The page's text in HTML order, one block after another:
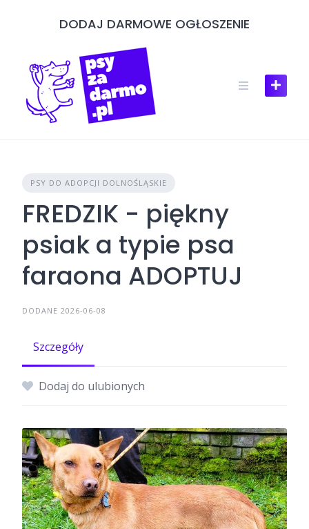
DODAJ DARMOWE OGŁOSZENIE
PSY DO ADOPCJI DOLNOŚLĄSKIE
FREDZIK - piękny
psiak a typie psa
faraona ADOPTUJ
DODANE 2026-06-08
Szczegóły
Dodaj do ulubionych